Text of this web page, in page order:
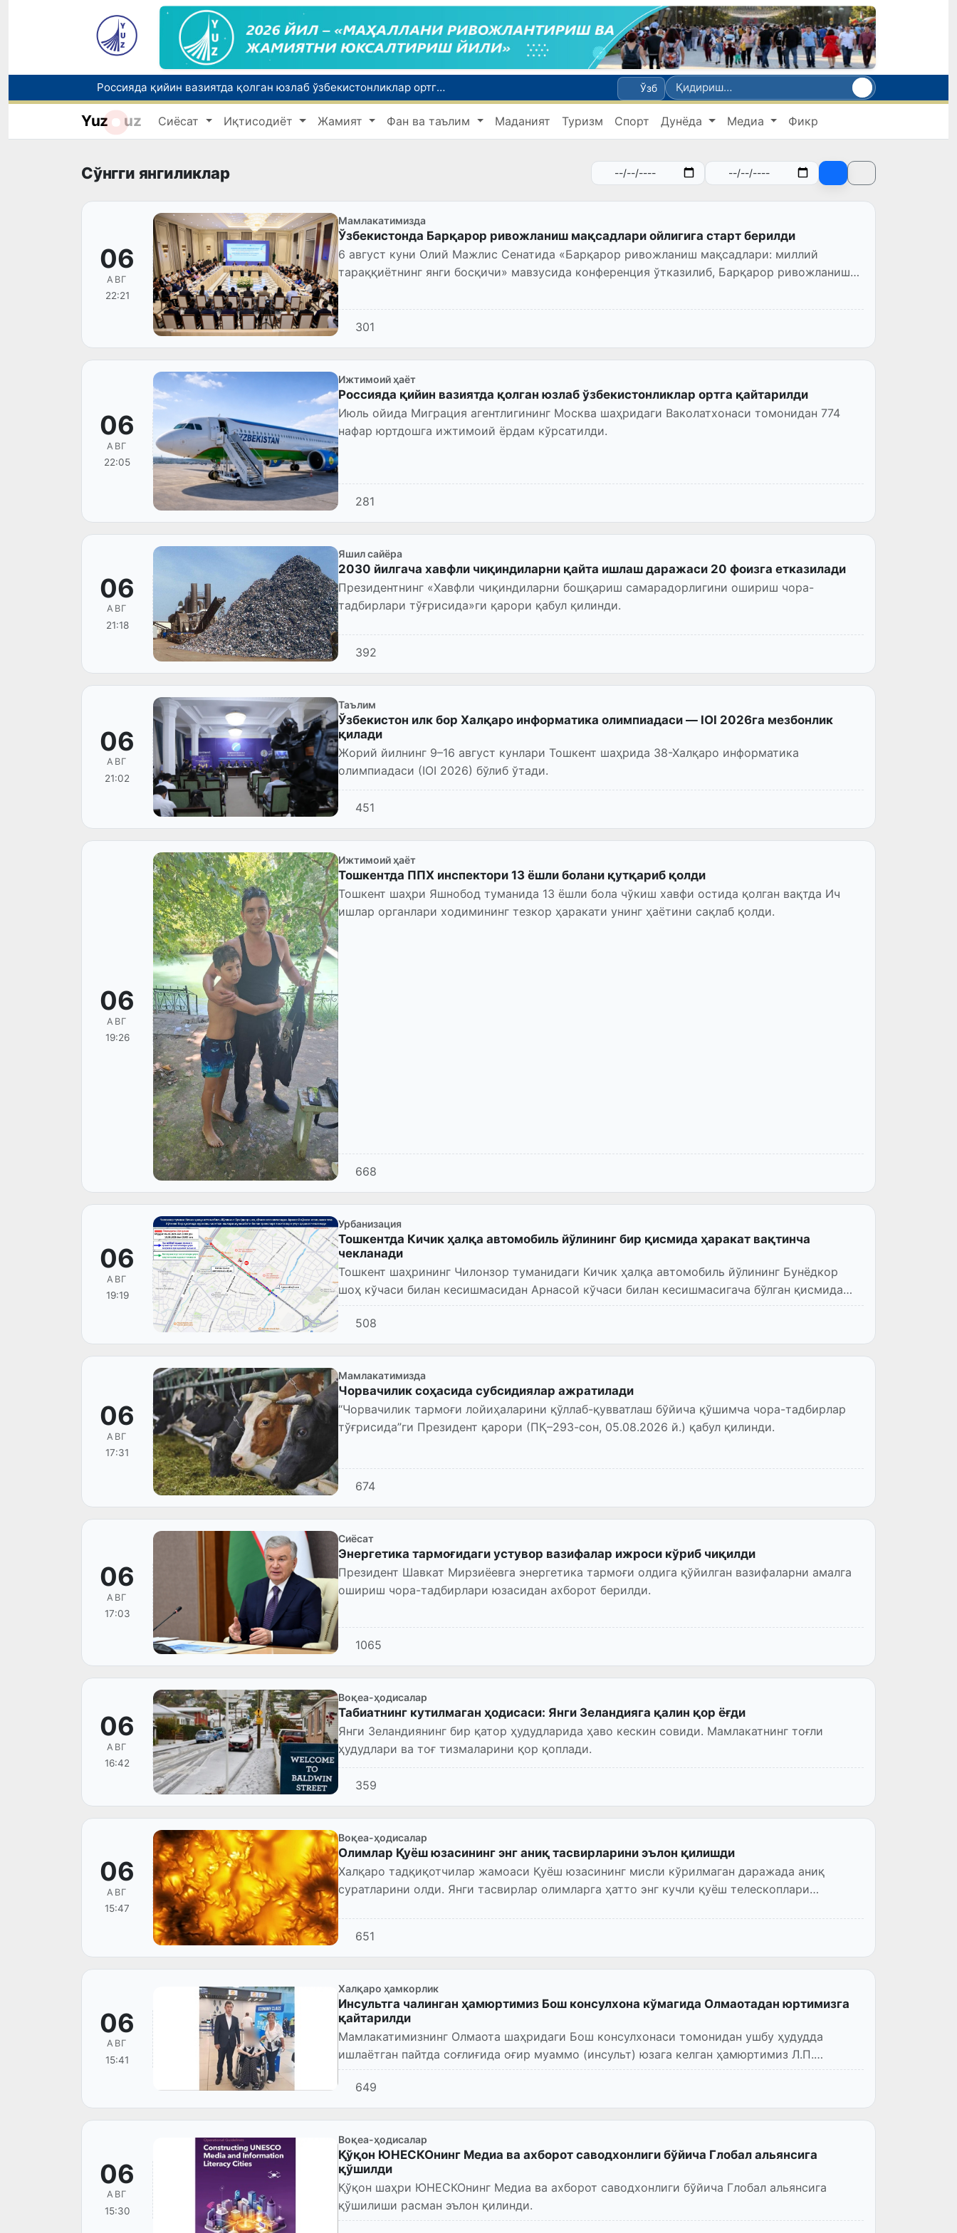
Россияда қийин вазиятда қолган юзлаб ўзбекистонликлар ортга қайтарилди
2030 йилгача хавфли чиқиндиларни қайта ишлаш даражаси 20 фоизга етказилади
Ўзбекистон илк бор Халқаро информатика олимпиадаси — IOI 2026га мезбонлик қилади
Ўзб
Yuz uz Сиёсат Иқтисодиёт Жамият Фан ва таълим Маданият Туризм Спорт Дунёда Медиа Фикр
Сўнгги янгиликлар
06
АВГ
22:21
Мамлакатимизда
Ўзбекистонда Барқарор ривожланиш мақсадлари ойлигига старт берилди
6 август куни Олий Мажлис Сенатида «Барқарор ривожланиш мақсадлари: миллий
тараққиётнинг янги босқичи» мавзусида конференция ўтказилиб, Барқарор ривожланиш
301
06
АВГ
22:05
Ижтимоий ҳаёт
Россияда қийин вазиятда қолган юзлаб ўзбекистонликлар ортга қайтарилди
Июль ойида Миграция агентлигининг Москва шаҳридаги Ваколатхонаси томонидан 774
нафар юртдошга ижтимоий ёрдам кўрсатилди.
281
06
АВГ
21:18
Яшил сайёра
2030 йилгача хавфли чиқиндиларни қайта ишлаш даражаси 20 фоизга етказилади
Президентнинг «Хавфли чиқиндиларни бошқариш самарадорлигини ошириш чора-
тадбирлари тўғрисида»ги қарори қабул қилинди.
392
06
АВГ
21:02
Таълим
Ўзбекистон илк бор Халқаро информатика олимпиадаси — IOI 2026га мезбонлик
қилади
Жорий йилнинг 9–16 август кунлари Тошкент шаҳрида 38-Халқаро информатика
олимпиадаси (IOI 2026) бўлиб ўтади.
451
06
АВГ
19:26
Ижтимоий ҳаёт
Тошкентда ППХ инспектори 13 ёшли болани қутқариб қолди
Тошкент шаҳри Яшнобод туманида 13 ёшли бола чўкиш хавфи остида қолган вақтда Ич
ишлар органлари ходимининг тезкор ҳаракати унинг ҳаётини сақлаб қолди.
668
06
АВГ
19:19
Урбанизация
Тошкентда Кичик ҳалқа автомобиль йўлининг бир қисмида ҳаракат вақтинча
чекланади
Тошкент шаҳрининг Чилонзор туманидаги Кичик ҳалқа автомобиль йўлининг Бунёдкор
шоҳ кўчаси билан кесишмасидан Арнасой кўчаси билан кесишмасигача бўлган қисмида
қурилиш-монтаж ишлари...
508
06
АВГ
17:31
Мамлакатимизда
Чорвачилик соҳасида субсидиялар ажратилади
“Чорвачилик тармоғи лойиҳаларини қўллаб-қувватлаш бўйича қўшимча чора-тадбирлар
тўғрисида”ги Президент қарори (ПҚ–293-сон, 05.08.2026 й.) қабул қилинди.
674
06
АВГ
17:03
Сиёсат
Энергетика тармоғидаги устувор вазифалар ижроси кўриб чиқилди
Президент Шавкат Мирзиёевга энергетика тармоғи олдига қўйилган вазифаларни амалга
ошириш чора-тадбирлари юзасидан ахборот берилди.
1065
06
АВГ
16:42
Воқеа-ҳодисалар
Табиатнинг кутилмаган ҳодисаси: Янги Зеландияга қалин қор ёғди
Янги Зеландиянинг бир қатор ҳудудларида ҳаво кескин совиди. Мамлакатнинг тоғли
ҳудудлари ва тоғ тизмаларини қор қоплади.
359
06
АВГ
15:47
Воқеа-ҳодисалар
Олимлар Қуёш юзасининг энг аниқ тасвирларини эълон қилишди
Халқаро тадқиқотчилар жамоаси Қуёш юзасининг мисли кўрилмаган даражада аниқ
суратларини олди. Янги тасвирлар олимларга ҳатто энг кучли қуёш телескоплари
651
06
АВГ
15:41
Халқаро ҳамкорлик
Инсультга чалинган ҳамюртимиз Бош консулхона кўмагида Олмаотадан юртимизга
қайтарилди
Мамлакатимизнинг Олмаота шаҳридаги Бош консулхонаси томонидан ушбу ҳудудда
ишлаётган пайтда соғлиғида оғир муаммо (инсульт) юзага келган ҳамюртимиз Л.П.
ватанимизга қайтарилди.
649
06
АВГ
15:30
Воқеа-ҳодисалар
Қўқон ЮНЕСКОнинг Медиа ва ахборот саводхонлиги бўйича Глобал альянсига
қўшилди
Қўқон шаҳри ЮНЕСКОнинг Медиа ва ахборот саводхонлиги бўйича Глобал альянсига
қўшилиши расман эълон қилинди.